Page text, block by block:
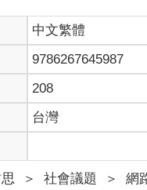
城市史上最大規模的抗
（Do You Hear the
的事，是曼谷的年輕人
歸於盡」對於香港2019
海報。
感後不到一年，緬甸仰
？》。在仰光街頭，很
2020年的泰國，再看著
中文繁體
9786267645987
208
台灣
＞ 社會議題 ＞ 網